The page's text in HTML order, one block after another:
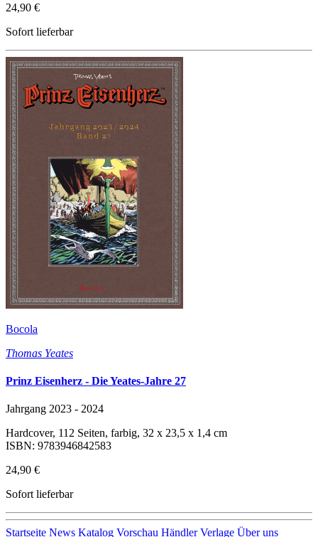
24,90 €
Sofort lieferbar
Bocola
Thomas Yeates
Prinz Eisenherz - Die Yeates-Jahre 27
Jahrgang 2023 - 2024
Hardcover, 112 Seiten, farbig, 32 x 23,5 x 1,4 cm
ISBN: 9783946842583
24,90 €
Sofort lieferbar
Startseite News Katalog Vorschau Händler Verlage Über uns